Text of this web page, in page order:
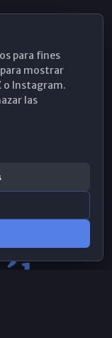
para fines
mostrar
o Instagram.
las